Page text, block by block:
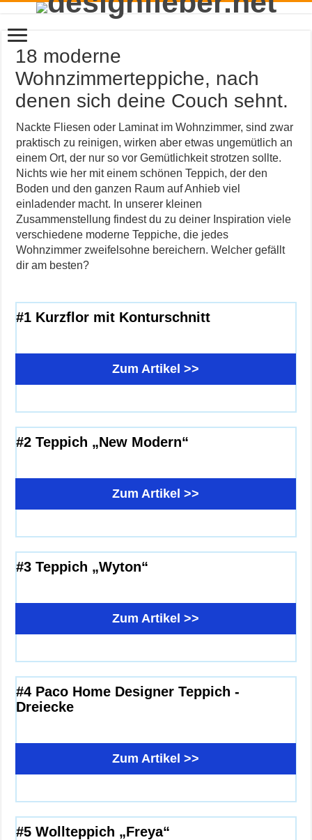
18 moderne
Wohnzimmerteppiche, nach
denen sich deine Couch sehnt.
Nackte Fliesen oder Laminat im Wohnzimmer, sind zwar
praktisch zu reinigen, wirken aber etwas ungemütlich an
einem Ort, der nur so vor Gemütlichkeit strotzen sollte.
Nichts wie her mit einem schönen Teppich, der den
Boden und den ganzen Raum auf Anhieb viel
einladender macht. In unserer kleinen
Zusammenstellung findest du zu deiner Inspiration viele
verschiedene moderne Teppiche, die jedes
Wohnzimmer zweifelsohne bereichern. Welcher gefällt
dir am besten?
#1 Kurzflor mit Konturschnitt
Zum Artikel >>
#2 Teppich „New Modern“
Zum Artikel >>
#3 Teppich „Wyton“
Zum Artikel >>
#4 Paco Home Designer Teppich -
Dreiecke
Zum Artikel >>
#5 Wollteppich „Freya“